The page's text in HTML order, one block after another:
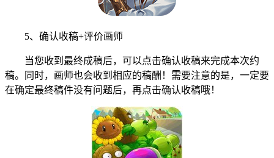
5、确认收稿+评价画师
当您收到最终成稿后，可以点击确认收稿来完成本次约
稿。同时，画师也会收到相应的稿酬！需要注意的是，一定要
在确定最终稿件没有问题后，再点击确认收稿哦！